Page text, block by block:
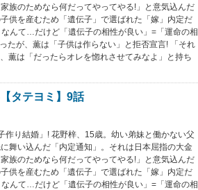
族のためなら何だってやってやる!」と意気込んだ
供を産むため「遺伝子」で選ばれた「嫁」内定だ
んて…だけど「遺伝子の相性が良い」=「運命の相
たが、薫は「子供は作らない」と拒否宣言! 「それ
薫は「だったらオレを惚れさせてみなよ」と持ち
タテヨミ】9話
作り結婚」! 花野梓、15歳。幼い弟妹と働かない父
舞い込んだ「内定通知」。それは日本屈指の大金
族のためなら何だってやってやる!」と意気込んだ
供を産むため「遺伝子」で選ばれた「嫁」内定だ
んて…だけど「遺伝子の相性が良い」=「運命の相